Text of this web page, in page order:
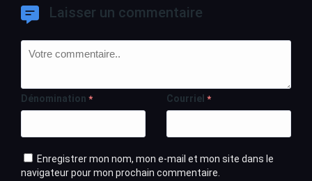
Laisser un commentaire
Dénomination * Courriel *
Enregistrer mon nom, mon e-mail et mon site dans le
navigateur pour mon prochain commentaire.